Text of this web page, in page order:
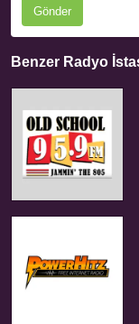
Gönder
Benzer Radyo